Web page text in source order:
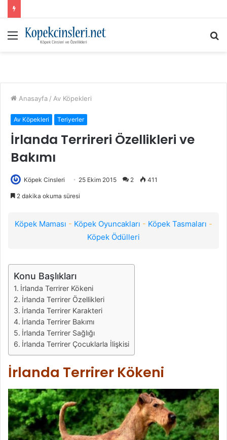
Menü
Anasayfa / Av Köpekleri
Av Köpekleri Teriyerler
İrlanda Terrireri Özellikleri ve
Bakımı
Köpek Cinsleri 25 Ekim 2015 2 411
2 dakika okuma süresi
Köpek Maması - Köpek Oyuncakları - Köpek Tasmaları -
Köpek Ödülleri
Konu Başlıkları
İrlanda Terrirer Kökeni
İrlanda Terrirer Özellikleri
İrlanda Terrirer Karakteri
İrlanda Terrirer Bakımı
İrlanda Terrirer Sağlığı
İrlanda Terrirer Çocuklarla İlişkisi
İrlanda Terrirer Kökeni